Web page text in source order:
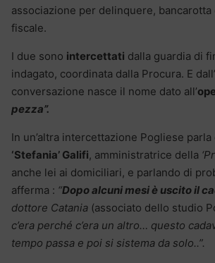
associazione per delinquere, bancarotta
fiscale.
I due sono intercettati dalla guardia di
indagato, coordinata dalla Procura. E
conversazione nasce il nome dato all’
pezza”.
In un’altra intercettazione Pogliese parla
‘Stefania’ Galifi, amministratrice della
anche lei ai domiciliari, e parlando di
afferma : “Dopo alcuni mesi è uscito il
dottore Catania (associato dello studio
c’era perché c’era un altro… questo
tempo passa e poi si sistema da solo..”.